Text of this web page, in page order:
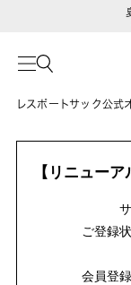
レスポートサック公式
【リニュー
ご登録
会員登